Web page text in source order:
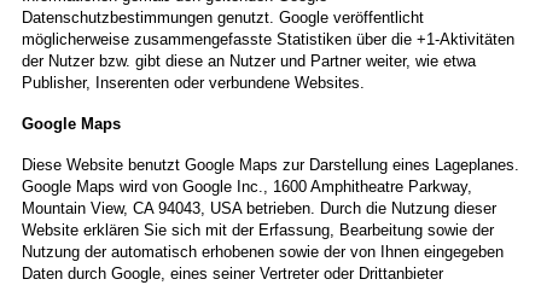
Datenschutzbestimmungen genutzt. Google veröffentlicht
möglicherweise zusammengefasste Statistiken über die +1-Aktivitäten
der Nutzer bzw. gibt diese an Nutzer und Partner weiter, wie etwa
Publisher, Inserenten oder verbundene Websites.
Google Maps
Diese Website benutzt Google Maps zur Darstellung eines Lageplanes.
Google Maps wird von Google Inc., 1600 Amphitheatre Parkway,
Mountain View, CA 94043, USA betrieben. Durch die Nutzung dieser
Website erklären Sie sich mit der Erfassung, Bearbeitung sowie der
Nutzung der automatisch erhobenen sowie der von Ihnen eingegeben
Daten durch Google, eines seinerVertreter oder Drittanbieter